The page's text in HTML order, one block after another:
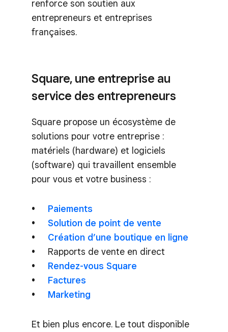
renforce son soutien aux
entrepreneurs et entreprises
françaises.
Square, une entreprise au
service des entrepreneurs
Square propose un écosystème de
solutions pour votre entreprise :
matériels (hardware) et logiciels
(software) qui travaillent ensemble
pour vous et votre business :
Paiements
Solution de point de vente
Création d’une boutique en ligne
Rapports de vente en direct
Rendez-vous Square
Factures
Marketing
Et bien plus encore. Le tout disponible